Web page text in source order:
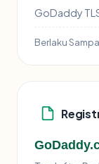
GoDaddy
Berlaku